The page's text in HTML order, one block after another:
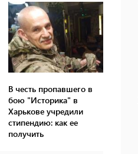
В честь пропавшего в
бою "Историка" в
Харькове учредили
стипендию: как ее
получить